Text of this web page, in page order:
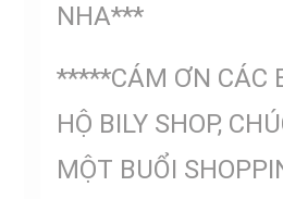
NHA***
*****CÁM ƠN CÁC
HỘ BILY SHOP,
MỘT BUỔI